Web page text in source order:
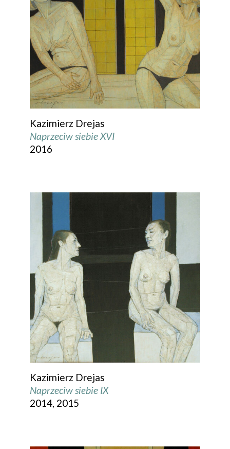
Kazimierz Drejas
Naprzeciw siebie XVI
2016
Kazimierz Drejas
Naprzeciw siebie IX
2014, 2015